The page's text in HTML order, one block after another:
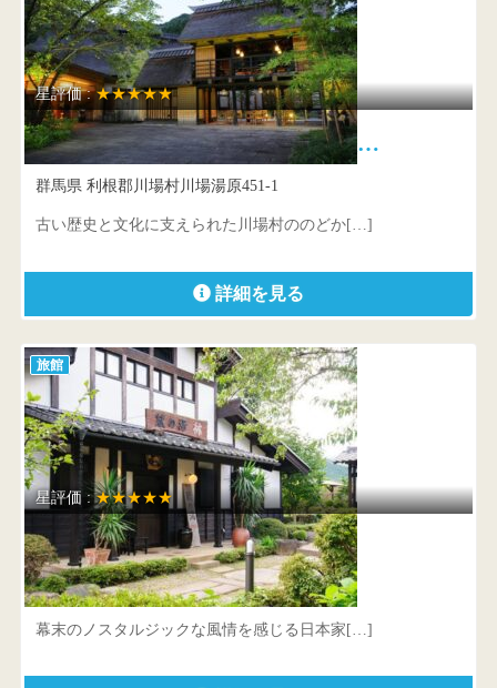
星評価 :★★★★★
川場温泉 かやぶきの源泉湯宿 悠…
群馬県 利根郡川場村川場湯原451-1
古い歴史と文化に支えられた川場村ののどか[…]
詳細を見る
旅館
星評価 :★★★★★
旅籠屋 丸一
群馬県 利根郡みなかみ町猿ヶ京温泉199
幕末のノスタルジックな風情を感じる日本家[…]